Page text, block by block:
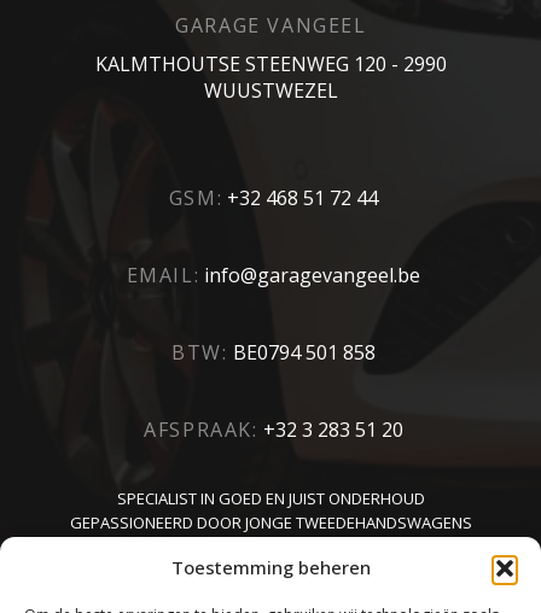
Toestemming beheren
GARAGE VANGEEL
KALMTHOUTSE STEENWEG 120 - 2990
WUUSTWEZEL
GSM: +32 468 51 72 44
EMAIL: info@garagevangeel.be
BTW: BE0794 501 858
AFSPRAAK: +32 3 283 51 20
SPECIALIST IN GOED EN JUIST ONDERHOUD
GEPASSIONEERD DOOR JONGE TWEEDEHANDSWAGENS